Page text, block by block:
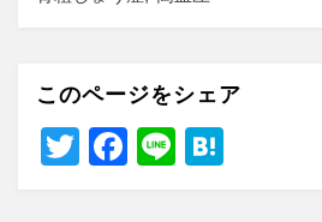
このページをシェア
T
F
Li